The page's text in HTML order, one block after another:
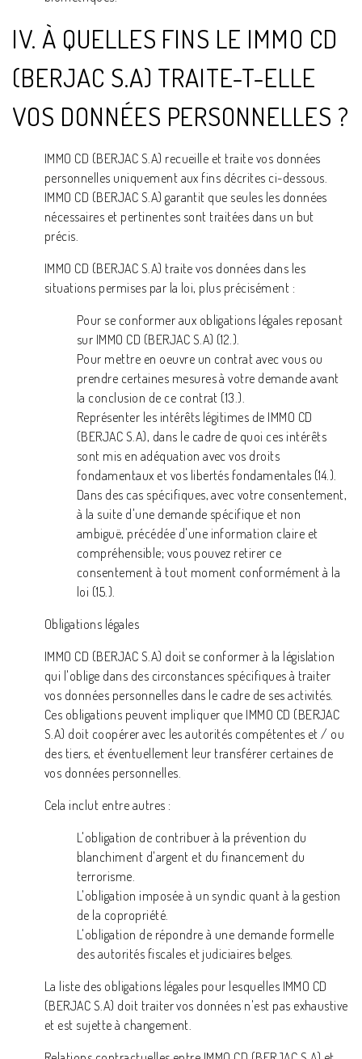
IV. À QUELLES FINS LE IMMO CD
(BERJAC S.A) TRAITE-T-ELLE
VOS DONNÉES PERSONNELLES ?
IMMO CD (BERJAC S.A) recueille et traite vos données
personnelles uniquement aux fins décrites ci-dessous.
IMMO CD (BERJAC S.A) garantit que seules les données
nécessaires et pertinentes sont traitées dans un but
précis.
IMMO CD (BERJAC S.A) traite vos données dans les
situations permises par la loi, plus précisément :
Pour se conformer aux obligations légales reposant
sur IMMO CD (BERJAC S.A) (12.).
Pour mettre en oeuvre un contrat avec vous ou
prendre certaines mesures à votre demande avant
la conclusion de ce contrat (13.).
Représenter les intérêts légitimes de IMMO CD
(BERJAC S.A), dans le cadre de quoi ces intérêts
sont mis en adéquation avec vos droits
fondamentaux et vos libertés fondamentales (14.).
Dans des cas spécifiques, avec votre consentement,
à la suite d'une demande spécifique et non
ambiguë, précédée d'une information claire et
compréhensible; vous pouvez retirer ce
consentement à tout moment conformément à la
loi (15.).
Obligations légales
IMMO CD (BERJAC S.A) doit se conformer à la législation
qui l'oblige dans des circonstances spécifiques à traiter
vos données personnelles dans le cadre de ses activités.
Ces obligations peuvent impliquer que IMMO CD (BERJAC
S.A) doit coopérer avec les autorités compétentes et / ou
des tiers, et éventuellement leur transférer certaines de
vos données personnelles.
Cela inclut entre autres :
L'obligation de contribuer à la prévention du
blanchiment d'argent et du financement du
terrorisme.
L'obligation imposée à un syndic quant à la gestion
de la copropriété.
L'obligation de répondre à une demande formelle
des autorités fiscales et judiciaires belges.
La liste des obligations légales pour lesquelles IMMO CD
(BERJAC S.A) doit traiter vos données n'est pas exhaustive
et est sujette à changement.